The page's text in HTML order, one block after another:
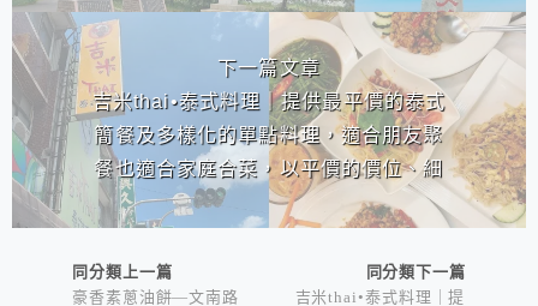
下一篇文章
吉米thai•泰式料理｜提供最平價的泰式
簡餐及多樣化的單點料理，適合朋友聚
餐也適合家庭合菜，以平價的價位、細
心的服務，希望大家都能在吉米THAI泰
同分類上一篇
豪香素蔥油餅—文南路
同分類下一篇
吉米thai•泰式料理｜提